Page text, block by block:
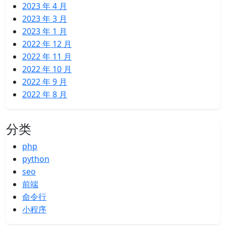
2023 年 4 月
2023 年 3 月
2023 年 1 月
2022 年 12 月
2022 年 11 月
2022 年 10 月
2022 年 9 月
2022 年 8 月
分类
php
python
seo
前端
命令行
小程序